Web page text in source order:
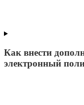
Как внести
электронный